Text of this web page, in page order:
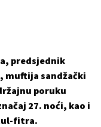
predsjednik
muftija sandžački
poruku
27. noći, kao i
fitra.